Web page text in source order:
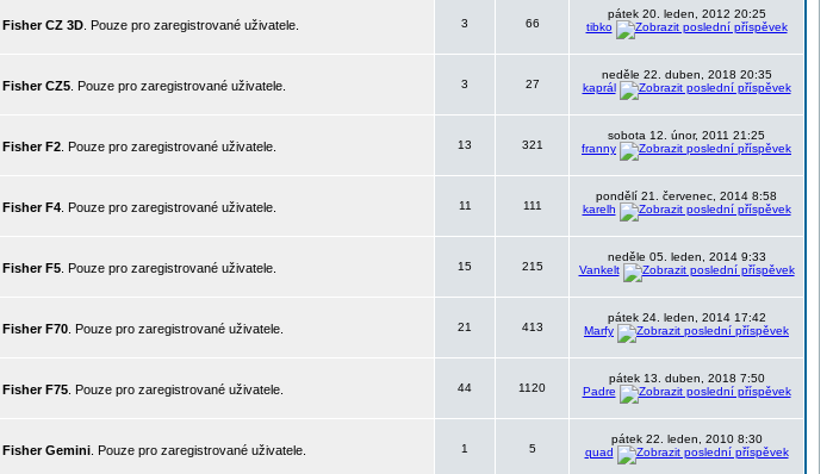
Fisher CZ 3D . Pouze pro zaregistrované uživatele. 3 66
pátek 20. leden, 2012 20:25
tibko
Fisher CZ5 . Pouze pro zaregistrované uživatele. 3 27
neděle 22. duben, 2018 20:35
kaprál
Fisher F2 . Pouze pro zaregistrované uživatele. 13 321
sobota 12. únor, 2011 21:25
franny
Fisher F4 . Pouze pro zaregistrované uživatele. 11 111
pondělí 21. červenec, 2014 8:58
karelh
Fisher F5 . Pouze pro zaregistrované uživatele. 15 215
neděle 05. leden, 2014 9:33
Vankelt
Fisher F70 . Pouze pro zaregistrované uživatele. 21 413
pátek 24. leden, 2014 17:42
Marfy
Fisher F75 . Pouze pro zaregistrované uživatele. 44 1120
pátek 13. duben, 2018 7:50
Padre
Fisher Gemini . Pouze pro zaregistrované uživatele. 1 5
pátek 22. leden, 2010 8:30
quad